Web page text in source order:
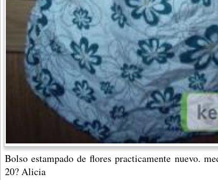
Bolso estampado de flores practicamente nuevo.
20? Alicia